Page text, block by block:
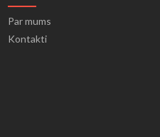
Par mums
Kontakti